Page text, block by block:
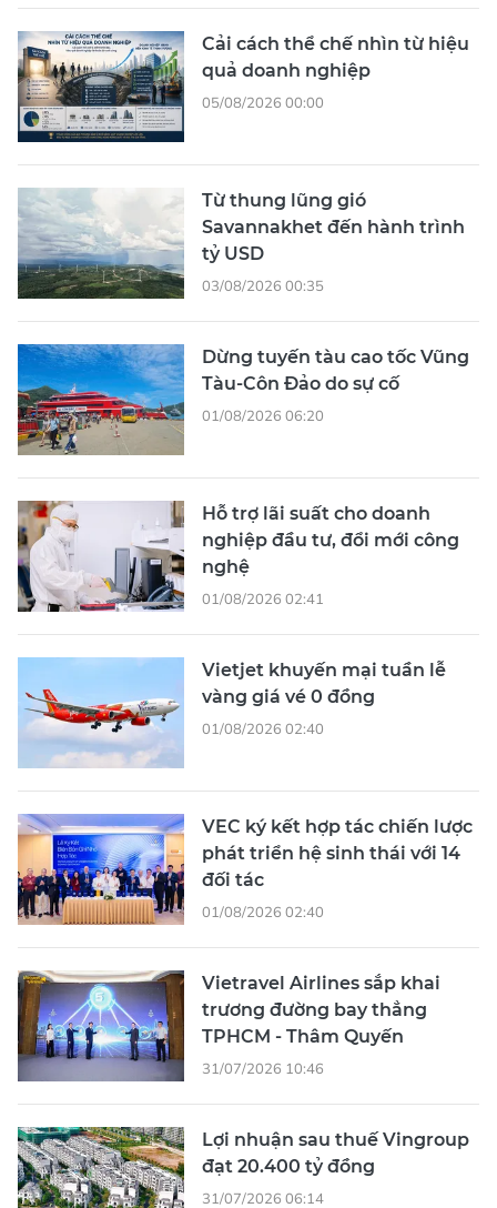
Cải cách thể chế nhìn từ hiệu
quả doanh nghiệp
05/08/2026 00:00
Từ thung lũng gió
Savannakhet đến hành trình
tỷ USD
03/08/2026 00:35
Dừng tuyến tàu cao tốc Vũng
Tàu-Côn Đảo do sự cố
01/08/2026 06:20
Hỗ trợ lãi suất cho doanh
nghiệp đầu tư, đổi mới công
nghệ
01/08/2026 02:41
Vietjet khuyến mại tuần lễ
vàng giá vé 0 đồng
01/08/2026 02:40
VEC ký kết hợp tác chiến lược
phát triển hệ sinh thái với 14
đối tác
01/08/2026 02:40
Vietravel Airlines sắp khai
trương đường bay thẳng
TPHCM - Thâm Quyến
31/07/2026 10:46
Lợi nhuận sau thuế Vingroup
đạt 20.400 tỷ đồng
31/07/2026 06:14